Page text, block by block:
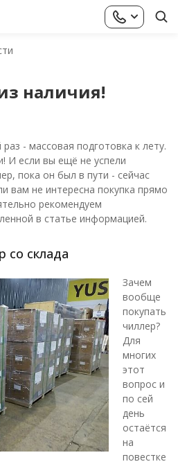
наличия!
- массовая подготовка к лету.
И если вы ещё не успели
пока он был в пути - сейчас
вам не интересна покупка прямо
рекомендуем
в статье информацией.
со склада
Зачем
вообще
покупать
чиллер?
Для
многих
этот
вопрос и
по сей
день
остаётся
на
повестке